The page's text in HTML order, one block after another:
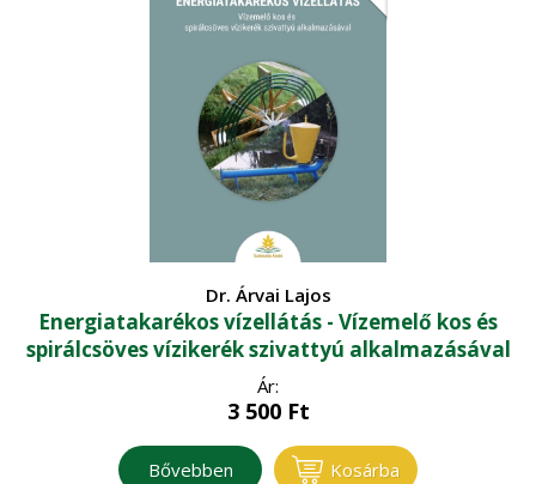
Dr. Árvai Lajos
Energiatakarékos vízellátás - Vízemelő kos és
spirálcsöves vízikerék szivattyú alkalmazásával
Ár:
3 500Ft
Bővebben Kosárba